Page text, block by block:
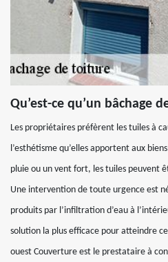
Qu’est-ce qu’un bâchage
Les propriétaires préfèrent les tuiles à
l’esthétisme qu’elles apportent aux
pluie ou un vent fort, les tuiles peuvent
Une intervention de toute urgence est
produits par l’infiltration d’eau à
solution la plus efficace pour atteindre
ouest Couverture est le prestataire à